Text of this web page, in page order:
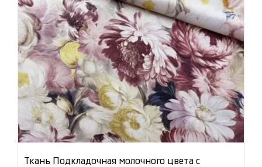
Ткань Подкладочная молочного цвета с